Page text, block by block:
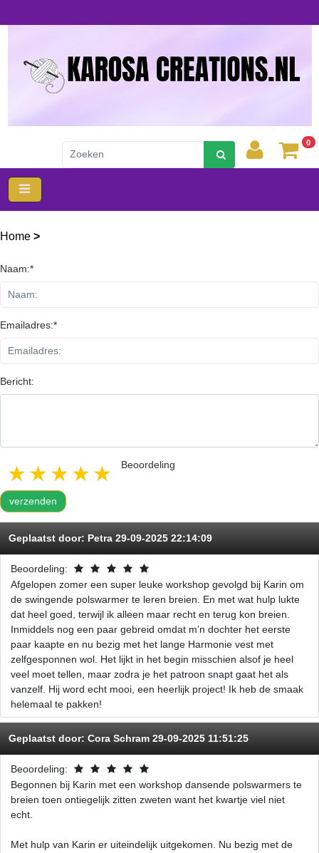
0
Home >
Naam:*
Emailadres:*
Bericht:
Beoordeling
5 stars
4 stars
3 stars
2 stars
1 star
verzenden
Geplaatst door: Petra 29-09-2025 22:14:09
Beoordeling:
Afgelopen zomer een super leuke workshop gevolgd bij Karin om
de swingende polswarmer te leren breien. En met wat hulp lukte
dat heel goed, terwijl ik alleen maar recht en terug kon breien.
Inmiddels nog een paar gebreid omdat m’n dochter het eerste
paar kaapte en nu bezig met het lange Harmonie vest met
zelfgesponnen wol. Het lijkt in het begin misschien alsof je heel
veel moet tellen, maar zodra je het patroon snapt gaat het als
vanzelf. Hij word echt mooi, een heerlijk project! Ik heb de smaak
helemaal te pakken!
Geplaatst door: Cora Schram 29-09-2025 11:51:25
Beoordeling:
Begonnen bij Karin met een workshop dansende polswarmers te
breien toen ontiegelijk zitten zweten want het kwartje viel niet
echt.
Met hulp van Karin er uiteindelijk uitgekomen. Nu bezig met de